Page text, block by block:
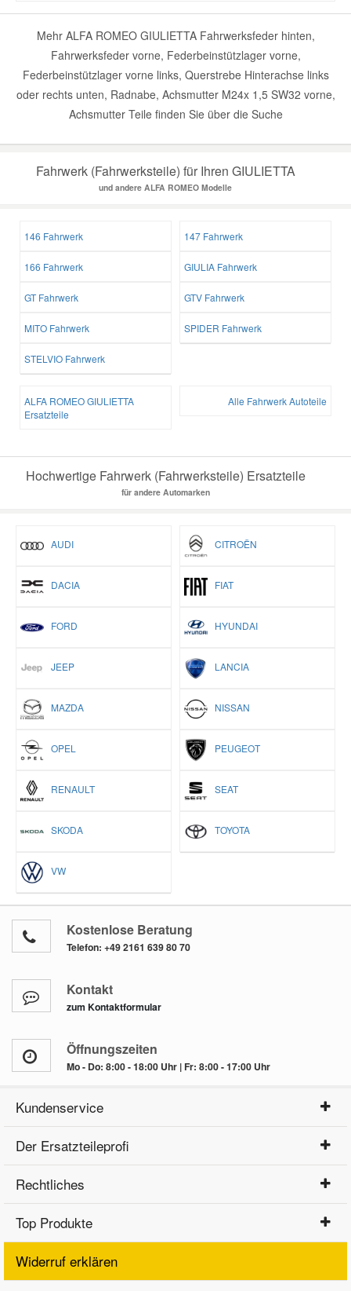
Mehr ALFA ROMEO GIULIETTA Fahrwerksfeder hinten,
Fahrwerksfeder vorne, Federbeinstützlager vorne,
Federbeinstützlager vorne links, Querstrebe Hinterachse links
oder rechts unten, Radnabe, Achsmutter M24x 1,5 SW32 vorne,
Achsmutter Teile finden Sie über die Suche
Fahrwerk (Fahrwerksteile) für Ihren GIULIETTA
und andere ALFA ROMEO Modelle
146 Fahrwerk 147 Fahrwerk
166 Fahrwerk GIULIA Fahrwerk
GT Fahrwerk GTV Fahrwerk
MITO Fahrwerk SPIDER Fahrwerk
STELVIO Fahrwerk
ALFA ROMEO GIULIETTA
Ersatzteile
Alle Fahrwerk Autoteile
Hochwertige Fahrwerk (Fahrwerksteile) Ersatzteile
für andere Automarken
AUDI CITROËN
DACIA FIAT
FORD HYUNDAI
JEEP LANCIA
MAZDA NISSAN
OPEL PEUGEOT
RENAULT SEAT
SKODA TOYOTA
VW
Kostenlose Beratung
Telefon: +49 2161 639 80 70
Kontakt
zum Kontaktformular
Öffnungszeiten
Mo - Do: 8:00 - 18:00 Uhr | Fr: 8:00 - 17:00 Uhr
Kundenservice
Der Ersatzteileprofi
Rechtliches
Top Produkte
Widerruf erklären